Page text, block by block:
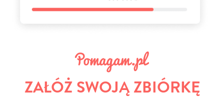
ZAŁÓŻ SWOJĄ ZBIÓRKĘ